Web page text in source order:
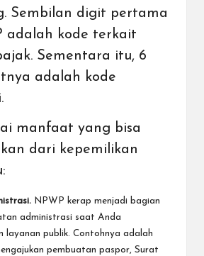
Sembilan digit pertama
adalah kode terkait
Sementara itu, 6
adalah kode
manfaat yang bisa
dari kepemilikan
NPWP kerap menjadi bagian
administrasi saat Anda
layanan publik. Contohnya adalah
pembuatan paspor, Surat